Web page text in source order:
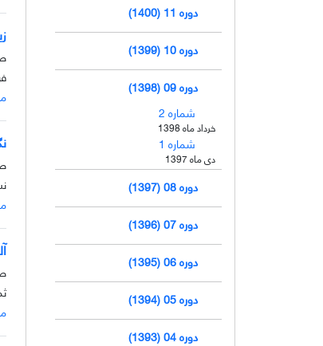
دوره 11 (1400)
دوره 10 (1399)
دوره 09 (1398)
شماره 2
خرداد ماه 1398
شماره 1
دی ماه 1397
دوره 08 (1397)
دوره 07 (1396)
دوره 06 (1395)
دوره 05 (1394)
دوره 04 (1393)